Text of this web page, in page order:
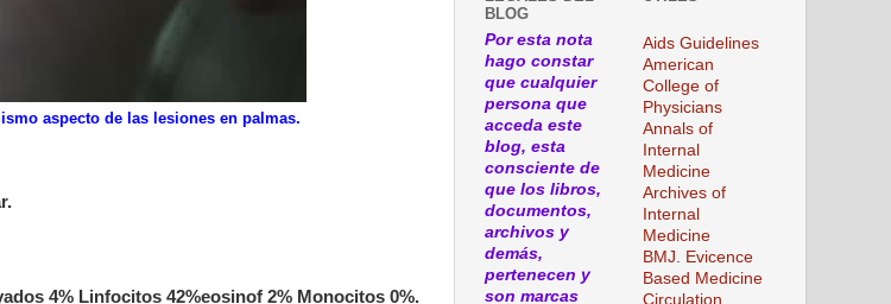
aspecto de las lesiones en palmas.
4% Linfocitos 42%eosinof 2% Monocitos 0%.
BLOG
Por esta nota
hago constar
que cualquier
persona que
acceda este
blog, esta
consciente de
que los libros,
documentos,
archivos y
demás,
pertenecen y
son marcas
Aids Guidelines
American
College of
Physicians
Annals of
Internal
Medicine
Archives of
Internal
Medicine
BMJ. Evicence
Based Medicine
Circulation